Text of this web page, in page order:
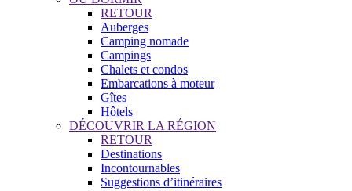
RETOUR
Auberges
Camping nomade
Campings
Chalets et condos
Embarcations à moteur
Gîtes
Hôtels
DÉCOUVRIR LA RÉGION
RETOUR
Destinations
Incontournables
Suggestions d’itinéraires